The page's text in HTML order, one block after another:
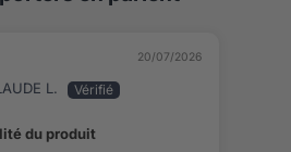
20/07/2026
L.
du produit